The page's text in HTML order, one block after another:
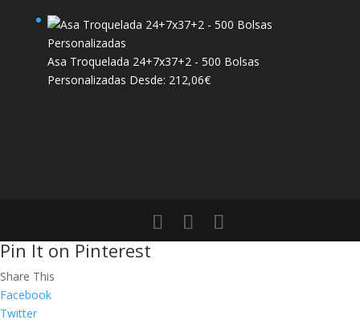
Asa Troquelada 24+7x37+2 - 500 Bolsas
Personalizadas Desde: 212,06€
Pin It on Pinterest
Share This
Facebook
Twitter